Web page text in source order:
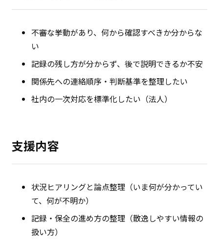
不審な挙動があり、何から確認すべきか分からな
い
記録の残し方が分からず、後で説明できるか不安
関係先への連絡順序・判断基準を整理したい
社内の一次対応を標準化したい（法人）
支援内容
状況ヒアリングと論点整理（いま何が分かってい
て、何が不明か）
記録・保全の進め方の整理（散逸しやすい情報の
扱い方）